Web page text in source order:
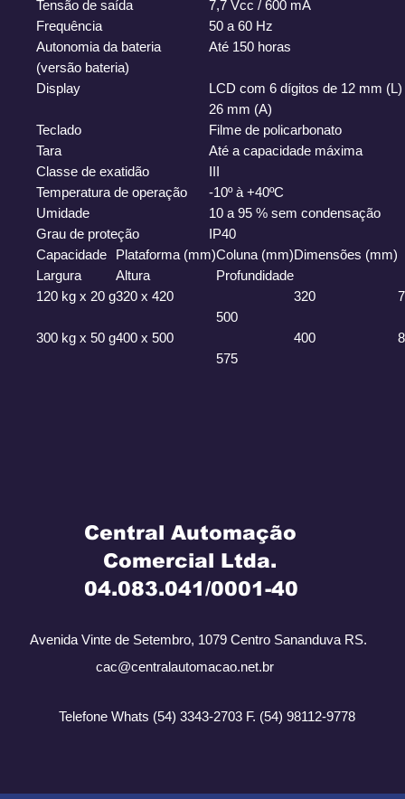
Tensão de saída
7,7 Vcc / 600 mA
Frequência
50 a 60 Hz
Autonomia da bateria
(versão bateria)
Até 150 horas
Display
LCD com 6 dígitos de 12 mm
26 mm (A)
Teclado
Filme de policarbonato
Tara
Até a capacidade máxima
Classe de exatidão
III
Temperatura de operação
-10º à +40ºC
Umidade
10 a 95 % sem condensação
Grau de proteção
IP40
Capacidade
Plataforma (mm)Coluna (mm)Dimensões (mm)
Largura
Altura
Profundidade
120 kg x 20 g320 x 420
500
320
300 kg x 50 g400 x 500
575
400
Central Automação
Comercial Ltda.
​ 04.083.041/0001-40
Avenida Vinte de Setembro, 1079 Centro Sananduva RS.
cac@centralautomacao.net.br
Telefone Whats (54) 3343-2703 F. (54) 98112-9778